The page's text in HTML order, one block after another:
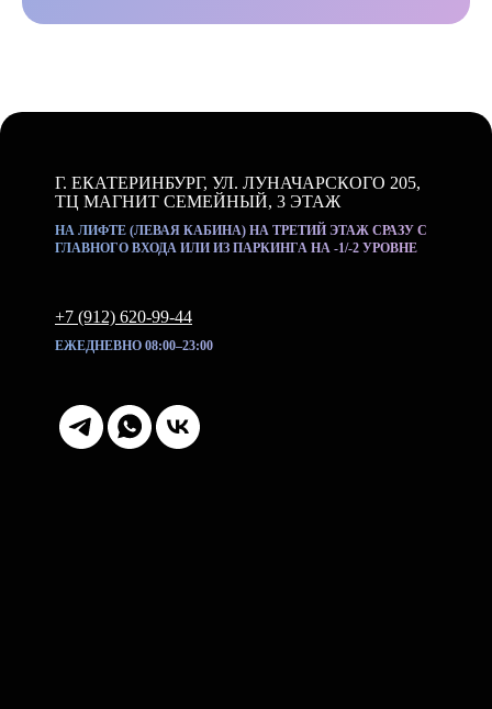
Г. ЕКАТЕРИНБУРГ, УЛ. ЛУНАЧАРСКОГО 205,
ТЦ МАГНИТ СЕМЕЙНЫЙ, 3 ЭТАЖ
НА ЛИФТЕ (ЛЕВАЯ КАБИНА) НА ТРЕТИЙ ЭТАЖ СРАЗУ С
ГЛАВНОГО ВХОДА ИЛИ ИЗ ПАРКИНГА НА -1/-2 УРОВНЕ
+7 (912) 620-99-44
ЕЖЕДНЕВНО 08:00–23:00